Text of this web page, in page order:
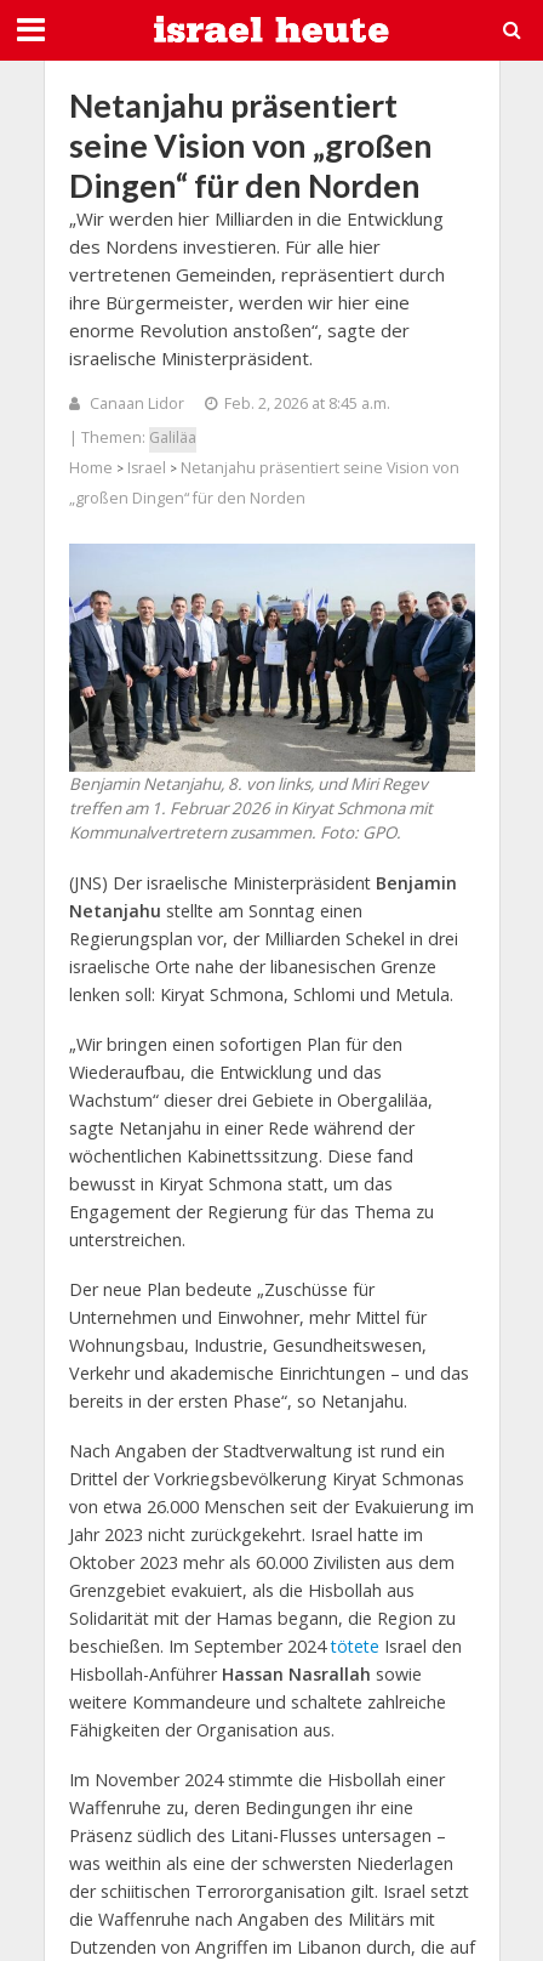
Netanjahu präsentiert
seine Vision von „großen
Dingen“ für den Norden
„Wir werden hier Milliarden in die Entwicklung
des Nordens investieren. Für alle hier
vertretenen Gemeinden, repräsentiert durch
ihre Bürgermeister, werden wir hier eine
enorme Revolution anstoßen“, sagte der
israelische Ministerpräsident.
Canaan Lidor
Feb. 2, 2026 at 8:45 a.m.
| Themen: Galiläa
Home > Israel > Netanjahu präsentiert seine Vision von
„großen Dingen“ für den Norden
Benjamin Netanjahu, 8. von links, und Miri Regev
treffen am 1. Februar 2026 in Kiryat Schmona mit
Kommunalvertretern zusammen. Foto: GPO.
(JNS) Der israelische Ministerpräsident Benjamin
Netanjahu stellte am Sonntag einen
Regierungsplan vor, der Milliarden Schekel in drei
israelische Orte nahe der libanesischen Grenze
lenken soll: Kiryat Schmona, Schlomi und Metula.
„Wir bringen einen sofortigen Plan für den
Wiederaufbau, die Entwicklung und das
Wachstum“ dieser drei Gebiete in Obergaliläa,
sagte Netanjahu in einer Rede während der
wöchentlichen Kabinettssitzung. Diese fand
bewusst in Kiryat Schmona statt, um das
Engagement der Regierung für das Thema zu
unterstreichen.
Der neue Plan bedeute „Zuschüsse für
Unternehmen und Einwohner, mehr Mittel für
Wohnungsbau, Industrie, Gesundheitswesen,
Verkehr und akademische Einrichtungen – und das
bereits in der ersten Phase“, so Netanjahu.
Nach Angaben der Stadtverwaltung ist rund ein
Drittel der Vorkriegsbevölkerung Kiryat Schmonas
von etwa 26.000 Menschen seit der Evakuierung im
Jahr 2023 nicht zurückgekehrt. Israel hatte im
Oktober 2023 mehr als 60.000 Zivilisten aus dem
Grenzgebiet evakuiert, als die Hisbollah aus
Solidarität mit der Hamas begann, die Region zu
beschießen. Im September 2024tötete Israel den
Hisbollah-Anführer Hassan Nasrallah sowie
weitere Kommandeure und schaltete zahlreiche
Fähigkeiten der Organisation aus.
Im November 2024 stimmte die Hisbollah einer
Waffenruhe zu, deren Bedingungen ihr eine
Präsenz südlich des Litani-Flusses untersagen –
was weithin als eine der schwersten Niederlagen
der schiitischen Terrororganisation gilt. Israel setzt
die Waffenruhe nach Angaben des Militärs mit
Dutzenden von Angriffen im Libanon durch, die auf